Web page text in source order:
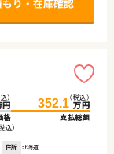
）
円
格
352.1（税込）
万円
支払総額
込）
住所
北海道